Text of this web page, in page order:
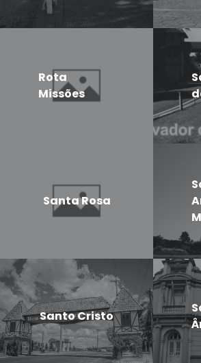
Rota
Missões
Santa Rosa
Santo Cristo